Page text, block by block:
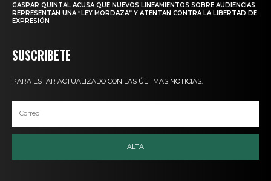
GASPAR QUINTAL ACUSA QUE NUEVOS LINEAMIENTOS SOBRE AUDIENCIAS
REPRESENTAN UNA “LEY MORDAZA” Y ATENTAN CONTRA LA LIBERTAD DE
EXPRESIÓN
SUSCRIBETE
PARA ESTAR ACTUALIZADO CON LAS ÚLTIMAS NOTICIAS.
ALTA